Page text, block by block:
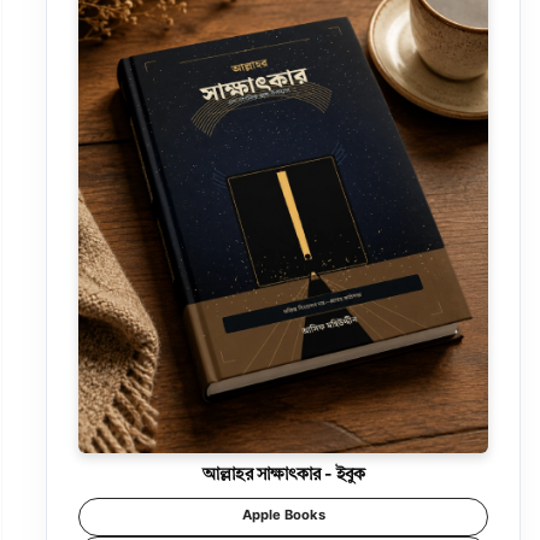
আল্লাহর সাক্ষাৎকার - ইবুক
Apple Books